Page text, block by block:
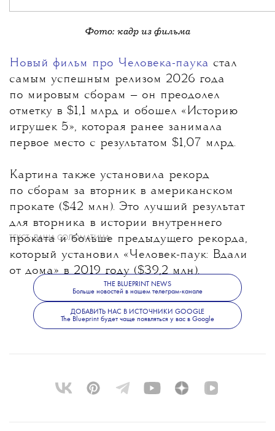
Фото: кадр из фильма
Новый фильм про Человека-паука стал
самым успешным релизом 2026 года
по мировым сборам — он преодолел
отметку в $1,1 млрд и обошел «Историю
игрушек 5», которая ранее занимала
первое место с результатом $1,07 млрд.
Картина также установила рекорд
по сборам за вторник в американском
прокате ($42 млн). Это лучший результат
для вторника в истории внутреннего
проката и больше предыдущего рекорда,
который установил «Человек-паук: Вдали
от дома» в 2019 году ($39,2 млн).
ТЕКСТ:ДАША СОЛОМАТИНА
THE BLUEPRINT NEWS
Больше новостей в нашем телеграм-канале
ДОБАВИТЬ НАС В ИСТОЧНИКИ GOOGLE
The Blueprint будет чаще появляться у вас в Google